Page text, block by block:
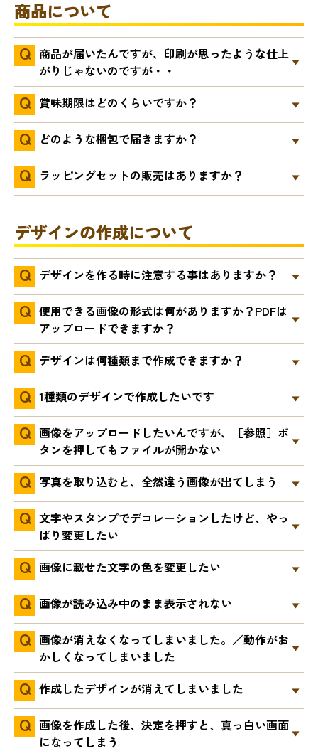
商品について
商品が届いたんですが、印刷が思ったような仕上
がりじゃないのですが・・
賞味期限はどのくらいですか？
どのような梱包で届きますか？
ラッピングセットの販売はありますか？
デザインの作成について
デザインを作る時に注意する事はありますか？
使用できる画像の形式は何がありますか？PDFは
アップロードできますか？
デザインは何種類まで作成できますか？
1種類のデザインで作成したいです
画像をアップロードしたいんですが、［参照］ボ
タンを押してもファイルが開かない
写真を取り込むと、全然違う画像が出てしまう
文字やスタンプでデコレーションしたけど、やっ
ぱり変更したい
画像に載せた文字の色を変更したい
画像が読み込み中のまま表示されない
画像が消えなくなってしまいました。／動作がお
かしくなってしまいました
作成したデザインが消えてしまいました
画像を作成した後、決定を押すと、真っ白い画面
になってしまう